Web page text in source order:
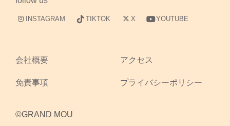
INSTAGRAM TIKTOK X YOUTUBE
会社概要 アクセス
免責事項 プライバシーポリシー
©GRAND MOU